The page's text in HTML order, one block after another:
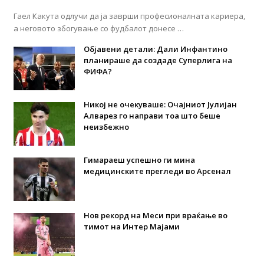
Гаел Какута одлучи да ја заврши професионалната кариера,
а неговото збогување со фудбалот донесе …
Објавени детали: Дали Инфантино
планираше да создаде Суперлига на
ФИФА?
Никој не очекуваше: Очајниот Јулијан
Алварез го направи тоа што беше
неизбежно
Гимараеш успешно ги мина
медицинските прегледи во Арсенал
Нов рекорд на Меси при враќање во
тимот на Интер Мајами